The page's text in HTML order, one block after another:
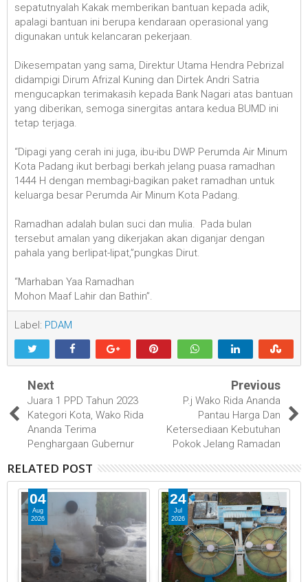
sepatutnyalah Kakak memberikan bantuan kepada adik,
apalagi bantuan ini berupa kendaraan operasional yang
digunakan untuk kelancaran pekerjaan.
Dikesempatan yang sama, Direktur Utama Hendra Pebrizal
didampigi Dirum Afrizal Kuning dan Dirtek Andri Satria
mengucapkan terimakasih kepada Bank Nagari atas bantuan
yang diberikan, semoga sinergitas antara kedua BUMD ini
tetap terjaga.
“Dipagi yang cerah ini juga, ibu-ibu DWP Perumda Air Minum
Kota Padang ikut berbagi berkah jelang puasa ramadhan
1444 H dengan membagi-bagikan paket ramadhan untuk
keluarga besar Perumda Air Minum Kota Padang.
Ramadhan adalah bulan suci dan mulia. Pada bulan
tersebut amalan yang dikerjakan akan diganjar dengan
pahala yang berlipat-lipat,”pungkas Dirut.
“Marhaban Yaa Ramadhan
Mohon Maaf Lahir dan Bathin”.
Label: PDAM
Next
Juara 1 PPD Tahun 2023
Kategori Kota, Wako Rida
Ananda Terima
Penghargaan Gubernur
Previous
P.j Wako Rida Ananda
Pantau Harga Dan
Ketersediaan Kebutuhan
Pokok Jelang Ramadan
RELATED POST
04
Aug
2026
24
Jul
2026